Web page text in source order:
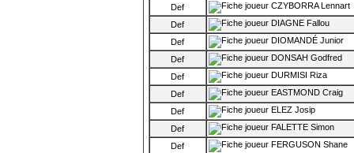
Def
CZYBORRA Lennart
Def
DIAGNE Fallou
Def
DIOMANDÉ Junior
Def
DONSAH Godfred
Def
DURMISI Riza
Def
EASTMOND Craig
Def
ELEZ Josip
Def
FALETTE Simon
Def
FERGUSON Shane